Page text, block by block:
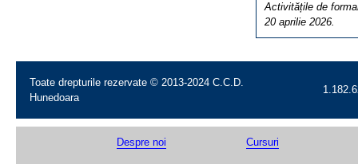
Activitățile de
20 aprilie 2026.
Toate drepturile rezervate © 2013-2024 C.C.D.
Hunedoara
Despre noi Cursuri